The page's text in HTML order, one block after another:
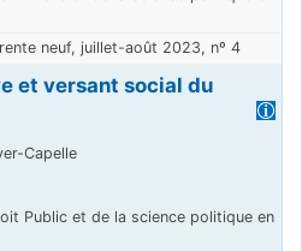
neuf, juillet-août 2023, nº 4
et versant social du
Capelle
Public et de la science politique en